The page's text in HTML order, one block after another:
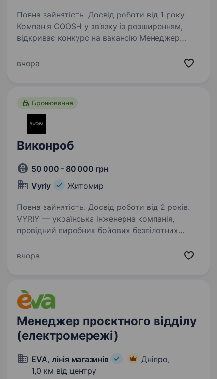
Повна зайнятість. Досвід роботи від 1 року.
Компанія COOSH у зв’язку із розширенням,
відкриває конкурс на вакансію Менеджер
на посадах, пов’язаних із закупівлею
вчора
Бронювання
Виконроб
50 000 – 80 000 грн
Vyriy
Житомир
Повна зайнятість. Досвід роботи від 2 років.
VYRIY — українська інженерна компанія,
провідний виробник бойових безпілотних
роботизації війни та рішення з локалізованих
вчора
Менеджер проєктного відділу
(електромережі)
EVA, лінія магазинів
Дніпро,
1,0 км від центру